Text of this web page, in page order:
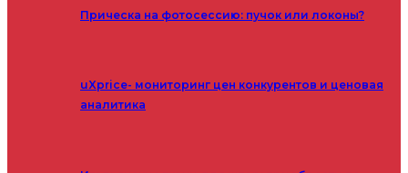
Прическа на фотосессию: пучок или локоны?
uXprice- мониторинг цен конкурентов и ценовая
аналитика